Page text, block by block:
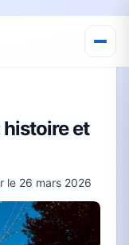
histoire et
le 26 mars 2026